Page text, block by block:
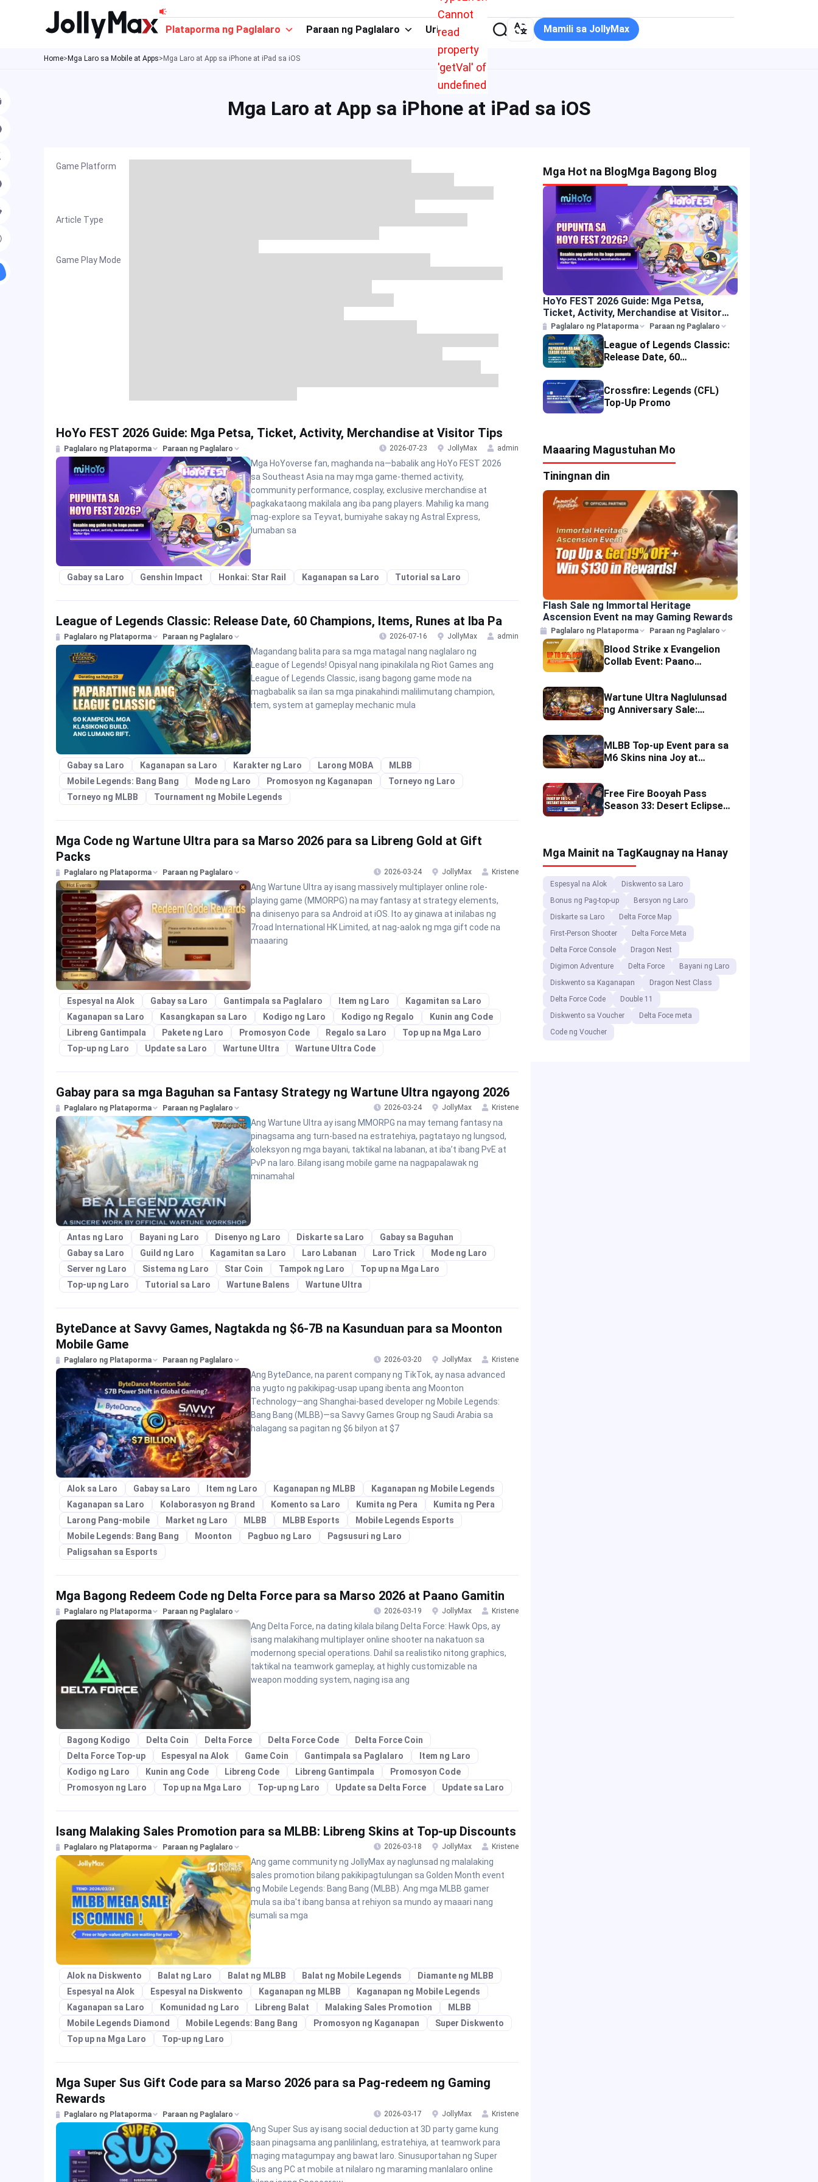
Cannot
read
property
'getVal' of
undefined
Plataporma ng Paglalaro Paraan ng Paglalaro Uri ng App Mamili sa JollyMax
Home> Mga Laro sa Mobile at Apps> Mga Laro at App sa iPhone at iPad sa iOS
Mga Laro at App sa iPhone at iPad sa iOS
Game Platform
Article Type
Game Play Mode
HoYo FEST 2026 Guide: Mga Petsa, Ticket, Activity, Merchandise at Visitor Tips
Paglalaro ng Plataporma Paraan ng Paglalaro 2026-07-23 JollyMax admin
Mga HoYoverse fan, maghanda na—babalik ang HoYo FEST 2026
sa Southeast Asia na may mga game-themed activity,
community performance, cosplay, exclusive merchandise at
pagkakataong makilala ang iba pang players. Mahilig ka mang
mag-explore sa Teyvat, bumiyahe sakay ng Astral Express,
lumaban sa
Gabay sa Laro Genshin Impact Honkai: Star Rail Kaganapan sa Laro Tutorial sa Laro
League of Legends Classic: Release Date, 60 Champions, Items, Runes at Iba Pa
Paglalaro ng Plataporma Paraan ng Paglalaro 2026-07-16 JollyMax admin
Magandang balita para sa mga matagal nang naglalaro ng
League of Legends! Opisyal nang ipinakilala ng Riot Games ang
League of Legends Classic, isang bagong game mode na
magbabalik sa ilan sa mga pinakahindi malilimutang champion,
item, system at gameplay mechanic mula
Gabay sa Laro Kaganapan sa Laro Karakter ng Laro Larong MOBA
MLBB
Mobile Legends: Bang Bang
Mode ng Laro Promosyon ng Kaganapan
Torneyo ng Laro
Torneyo ng MLBB
Tournament ng Mobile Legends
Mga Code ng Wartune Ultra para sa Marso 2026 para sa Libreng Gold at Gift
Packs
Paglalaro ng Plataporma Paraan ng Paglalaro 2026-03-24 JollyMax Kristene
Ang Wartune Ultra ay isang massively multiplayer online role-
playing game (MMORPG) na may fantasy at strategy elements,
na dinisenyo para sa Android at iOS. Ito ay ginawa at inilabas ng
7road International HK Limited, at nag-aalok ng mga gift code na
maaaring
Espesyal na Alok Gabay sa Laro Gantimpala sa Paglalaro Item ng Laro
Kagamitan sa Laro
Kaganapan sa Laro
Kasangkapan sa Laro Kodigo ng Laro Kodigo ng Regalo
Kunin ang Code
Libreng Gantimpala
Pakete ng Laro Promosyon Code Regalo sa Laro
Top up na Mga Laro
Top-up ng Laro
Update sa Laro Wartune Ultra Wartune Ultra Code
Gabay para sa mga Baguhan sa Fantasy Strategy ng Wartune Ultra ngayong 2026
Paglalaro ng Plataporma Paraan ng Paglalaro 2026-03-24 JollyMax Kristene
Ang Wartune Ultra ay isang MMORPG na may temang fantasy na
pinagsama ang turn-based na estratehiya, pagtatayo ng lungsod,
koleksyon ng mga bayani, taktikal na labanan, at iba’t ibang PvE at
PvP na laro. Bilang isang mobile game na nagpapalawak ng
minamahal
Antas ng Laro Bayani ng Laro Disenyo ng Laro Diskarte sa Laro
Gabay sa Baguhan
Gabay sa Laro
Guild ng Laro Kagamitan sa Laro Laro Labanan Laro Trick
Mode ng Laro
Server ng Laro
Sistema ng Laro Star Coin Tampok ng Laro
Top up na Mga Laro
Top-up ng Laro
Tutorial sa Laro Wartune Balens Wartune Ultra
ByteDance at Savvy Games, Nagtakda ng $6-7B na Kasunduan para sa Moonton
Mobile Game
Paglalaro ng Plataporma Paraan ng Paglalaro 2026-03-20 JollyMax Kristene
Ang ByteDance, na parent company ng TikTok, ay nasa advanced
na yugto ng pakikipag-usap upang ibenta ang Moonton
Technology—ang Shanghai-based developer ng Mobile Legends:
Bang Bang (MLBB)—sa Savvy Games Group ng Saudi Arabia sa
halagang sa pagitan ng $6 bilyon at $7
Alok sa Laro Gabay sa Laro Item ng Laro Kaganapan ng MLBB
Kaganapan ng Mobile Legends
Kaganapan sa Laro
Kolaborasyon ng Brand Komento sa Laro Kumita ng Pera
Kumita ng Pera
Larong Pang-mobile
Market ng Laro MLBB MLBB Esports
Mobile Legends Esports
Mobile Legends: Bang Bang
Moonton Pagbuo ng Laro
Pagsusuri ng Laro
Paligsahan sa Esports
Mga Bagong Redeem Code ng Delta Force para sa Marso 2026 at Paano Gamitin
Paglalaro ng Plataporma Paraan ng Paglalaro 2026-03-19 JollyMax Kristene
Ang Delta Force, na dating kilala bilang Delta Force: Hawk Ops, ay
isang malakihang multiplayer online shooter na nakatuon sa
modernong special operations. Dahil sa realistiko nitong graphics,
taktikal na teamwork gameplay, at highly customizable na
weapon modding system, naging isa ang
Bagong Kodigo Delta Coin Delta Force Delta Force Code
Delta Force Coin
Delta Force Top-up
Espesyal na Alok Game Coin Gantimpala sa Paglalaro
Item ng Laro
Kodigo ng Laro
Kunin ang Code Libreng Code Libreng Gantimpala
Promosyon Code
Promosyon ng Laro
Top up na Mga Laro Top-up ng Laro Update sa Delta Force Update sa Laro
Isang Malaking Sales Promotion para sa MLBB: Libreng Skins at Top-up Discounts
Paglalaro ng Plataporma Paraan ng Paglalaro 2026-03-18 JollyMax Kristene
Ang game community ng JollyMax ay naglunsad ng malalaking
sales promotion bilang pakikipagtulungan sa Golden Month event
ng Mobile Legends: Bang Bang (MLBB). Ang mga MLBB gamer
mula sa iba't ibang bansa at rehiyon sa mundo ay maaari nang
sumali sa mga
Alok na Diskwento Balat ng Laro Balat ng MLBB Balat ng Mobile Legends
Diamante ng MLBB
Espesyal na Alok
Espesyal na Diskwento Kaganapan ng MLBB
Kaganapan ng Mobile Legends
Kaganapan sa Laro
Komunidad ng Laro Libreng Balat Malaking Sales Promotion
MLBB
Mobile Legends Diamond
Mobile Legends: Bang Bang Promosyon ng Kaganapan
Super Diskwento
Top up na Mga Laro
Top-up ng Laro
Mga Super Sus Gift Code para sa Marso 2026 para sa Pag-redeem ng Gaming
Rewards
Paglalaro ng Plataporma Paraan ng Paglalaro 2026-03-17 JollyMax Kristene
Ang Super Sus ay isang social deduction at 3D party game kung
saan pinagsama ang panlilinlang, estratehiya, at teamwork para
maging matagumpay ang bawat laro. Sinusuportahan ng Super
Sus ang PC at mobile at nilalaro ng maraming manlalaro online
Mga Hot na BlogMga Bagong Blog
HoYo FEST 2026 Guide: Mga Petsa,
Ticket, Activity, Merchandise at Visitor
TipsPaglalaro ng Plataporma Paraan ng Paglalaro
League of Legends Classic:
Release Date, 60
Crossfire: Legends (CFL)
Top-Up Promo
Maaaring Magustuhan Mo
Tiningnan din
Flash Sale ng Immortal Heritage
Ascension Event na may Gaming Rewards
Paglalaro ng Plataporma Paraan ng Paglalaro
Blood Strike x Evangelion
Collab Event: Paano
Wartune Ultra Naglulunsad
ng Anniversary Sale:
MLBB Top-up Event para sa
M6 Skins nina Joy at
Free Fire Booyah Pass
Season 33: Desert Eclipse
Mga Mainit na TagKaugnay na Hanay
Espesyal na Alok
Diskwento sa Laro
Bonus ng Pag-top-up
Bersyon ng Laro
Diskarte sa Laro
Delta Force Map
First-Person Shooter
Delta Force Meta
Delta Force Console
Dragon Nest
Digimon Adventure
Delta Force
Bayani ng Laro
Diskwento sa Kaganapan
Dragon Nest Class
Delta Force Code
Double 11
Diskwento sa Voucher
Delta Foce meta
Code ng Voucher